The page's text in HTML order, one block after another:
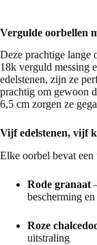
Vergulde oorbellen
Deze prachtige lange
18k verguld messing
edelstenen, zijn ze
prachtig om gewoon
6,5 cm zorgen ze
Vijf edelstenen, vijf
Elke oorbel bevat
Rode granaat
bescherming
Roze
uitstraling